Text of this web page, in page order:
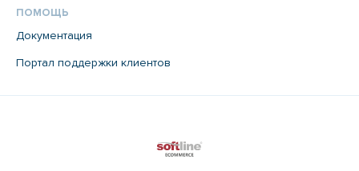
ПОМОЩЬ
Документация
Портал поддержки клиентов